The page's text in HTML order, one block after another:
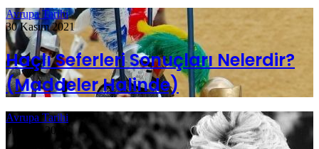
Avrupa Tarihi
30 Kasım 2021
Haçlı Seferleri Sonuçları Nelerdir?
(Maddeler Halinde)
Avrupa Tarihi
8 Aralık 2019